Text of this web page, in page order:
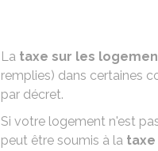
La taxe sur les
remplies) dans certaines
par décret.
Si votre logement n'est
peut être soumis à la taxe